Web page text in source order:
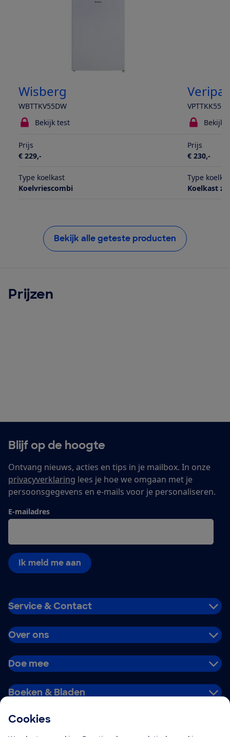
Cookies
Wisberg
WBTTKV55DW
Bekijk test
Bekijk
Prijs
€ 229,-
Prijs
€ 230,-
Type koelkast
Koelvriescombi
Type
Koelkast
Bekijk alle geteste producten
Prijzen
Blijf op de hoogte
Ontvang nieuws, acties en tips in je mailbox. In onze
privacyverklaring lees je hoe we omgaan met je
persoonsgegevens en e-mails voor je personaliseren.
E-mailadres
Ik meld me aan
Service & Contact
Over ons
Doe mee
Boeken & Bladen